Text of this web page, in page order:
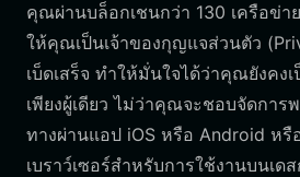
คุณผ่านบล็อกเชนกว่า 130 เครือข่า
ให้คุณเป็นเจ้าของกุญแจส่วนตัว
เบ็ดเสร็จ ทำให้มั่นใจได้ว่าคุณยังคง
เพียงผู้เดียว ไม่ว่าคุณจะชอบจัดกา
ทางผ่านแอป iOS หรือ Android หรื
เบราว์เซอร์สำหรับการใช้งานบนเด